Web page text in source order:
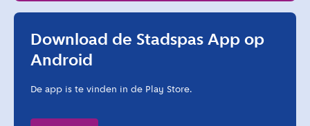
Download de Stadspas App op
Android
De app is te vinden in de Play Store.